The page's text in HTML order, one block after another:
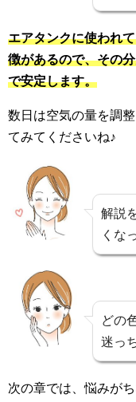
エアタンクに使われ
徴があるので、その
で安定します。
数日は空気の量を調
てみてくださいね♪
解説
くな
どの
迷っ
次の章では、悩みが